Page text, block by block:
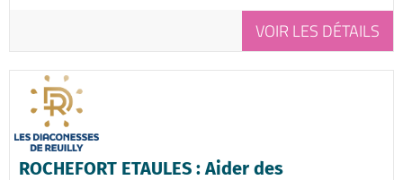
VOIR LES DÉTAILS
ROCHEFORT ETAULES : Aider des